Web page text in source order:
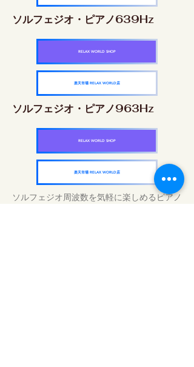
ソルフェジオ・ピアノ639Hz
RELAX WORLD SHOP
楽天市場 RELAX WORLD店
ソルフェジオ・ピアノ963Hz
RELAX WORLD SHOP
楽天市場 RELAX WORLD店
ソルフェジオ周波数を気軽に楽しめるピアノ